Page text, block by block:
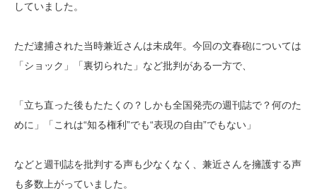
していました。
ただ逮捕された当時兼近さんは未成年。今回の文春砲については
「ショック」「裏切られた」など批判がある一方で、
「立ち直った後もたたくの？しかも全国発売の週刊誌で？何のた
めに」「これは“知る権利”でも“表現の自由”でもない」
などと週刊誌を批判する声も少なくなく、兼近さんを擁護する声
も多数上がっていました。